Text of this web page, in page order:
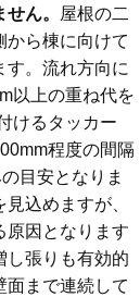
ん。
屋根の二
から棟に向けて
す。流れ方向に
以上の重ね代を
けるタッカー
程度の間隔
目安となりま
込めますが、
原因となります
し張りも有効的
面まで連続して